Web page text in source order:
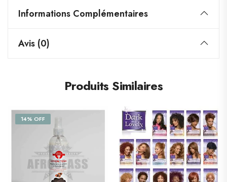
Informations Complémentaires
Avis (0)
Produits Similaires
14% OFF